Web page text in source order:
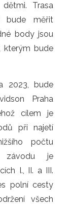
Trasa
bude měřit
body jsou
kterým bude
2023, bude
Praha
cílem je
při najetí
počtu
závodu je
I., II. a III.
polní cesty
všech